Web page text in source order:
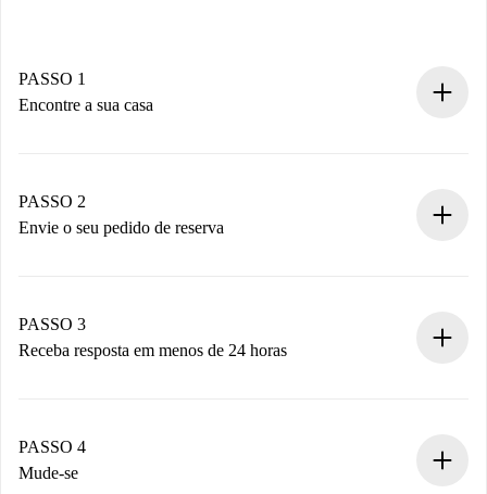
PASSO 1
Encontre a sua casa
Você tem todas as informações necessárias
antecipadamente.
PASSO 2
Envie o seu pedido de reserva
Não cobramos nada até que o proprietário confirme.
PASSO 3
Receba resposta em menos de 24 horas
proprietário.
Se recusada: não cobraremos nada e ofereceremos
PASSO 4
Mude-se